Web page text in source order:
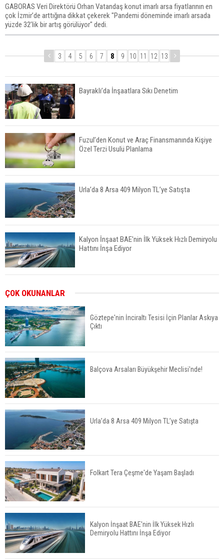
GABORAS Veri Direktörü Orhan Vatandaş konut imarlı arsa fiyatlarının en
çok İzmir’de arttığına dikkat çekerek "Pandemi döneminde imarlı arsada
yüzde 32’lik bir artış görülüyor" dedi.
3 4 5 6 7 8 9 10 11 12 13
Bayraklı’da İnşaatlara Sıkı Denetim
Fuzul’den Konut ve Araç Finansmanında Kişiye
Özel Terzi Usulü Planlama
Urla’da 8 Arsa 409 Milyon TL’ye Satışta
Kalyon İnşaat BAE'nin İlk Yüksek Hızlı Demiryolu
Hattını İnşa Ediyor
TOKİ 51 İlde 540 Konut ve İş Yerini Satışa
Sunuyor
Öne Çıkıyor
TOKİ'nin Kiralık Sosyal Konut Modeli Kiraları
Düşürür Mü?
İkinci El Konut Fiyatları İspanya'da Bir Yılda
Yüzde 16,2 Arttı
Konut Satışları Güçlü Seyrini Korudu Yabancıya
ÇOK OKUNANLAR
Göztepe'nin İnciraltı Tesisi İçin Planlar Askıya
Çıktı
Balçova Arsaları Büyükşehir Meclisi'nde!
Urla’da 8 Arsa 409 Milyon TL’ye Satışta
Folkart Tera Çeşme'de Yaşam Başladı
Kalyon İnşaat BAE'nin İlk Yüksek Hızlı
Demiryolu Hattını İnşa Ediyor